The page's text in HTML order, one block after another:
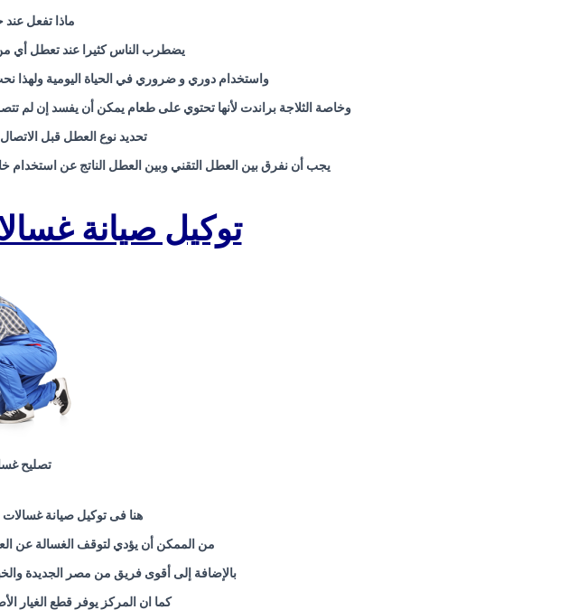
ماذا تفعل
يضطرب الناس كثيرا عند تعطل أي من
واستخدام دوري و ضروري في الحياة اليومية ولهذا
وخاصة الثلاجة براندت لأنها تحتوي على طعام يمكن أن يفسد إن
تحديد نوع العطل قبل
يجب أن نفرق بين العطل التقني وبين العطل الناتج عن
توكيل صيانة
تصليح
هنا فى توكيل صيانة
من الممكن أن يؤدي لتوقف الغسالة عن
بالإضافة إلى أقوى فريق من مصر الجديدة
كما ان المركز يوفر قطع الغيار